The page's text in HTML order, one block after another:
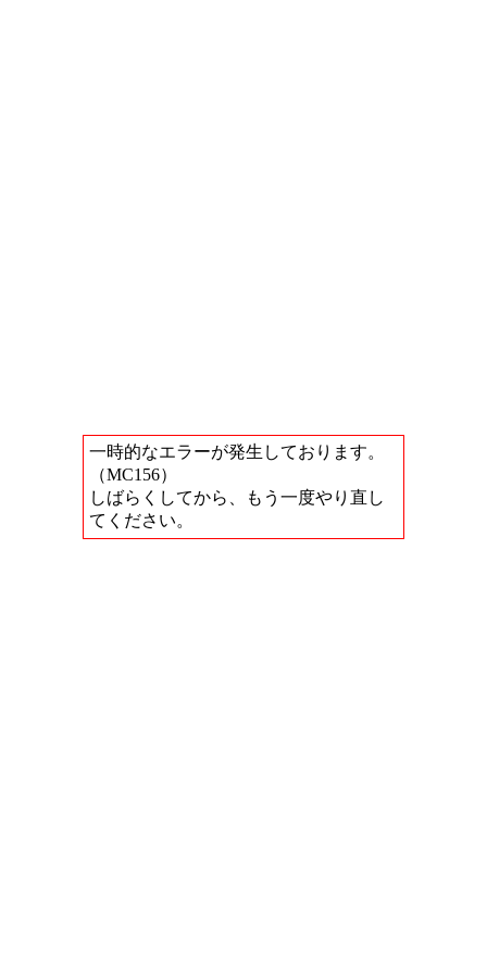
一時的なエラーが発生しております。
（MC156）
しばらくしてから、もう一度やり直し
てください。